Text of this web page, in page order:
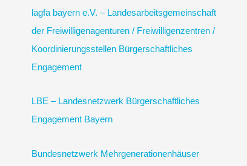
e
n
n
a
h
:
lagfa bayern e.V. – Landesarbeitsgemeinschaft
der Freiwilligenagenturen / Freiwilligenzentren /
Koordinierungsstellen Bürgerschaftliches
Engagement
LBE – Landesnetzwerk Bürgerschaftliches
Engagement Bayern
Bundesnetzwerk Mehrgenerationenhäuser